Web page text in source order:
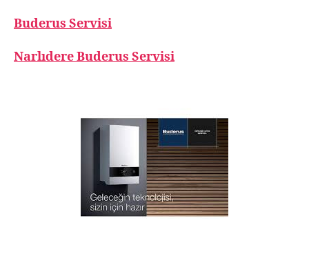
Buderus Servisi
Narlıdere Buderus Servisi